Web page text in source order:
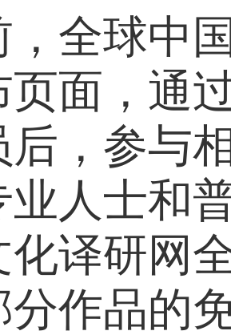
全球中
页面，通
后，参与
业人士和
化译研网
分作品的